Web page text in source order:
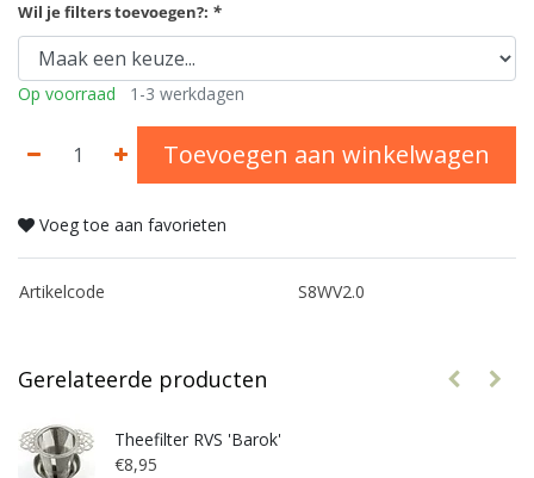
Wil je filters toevoegen?: *
Op voorraad 1-3 werkdagen
Toevoegen aan winkelwagen
Voeg toe aan favorieten
Artikelcode S8WV2.0
Gerelateerde producten
Theefilter RVS 'Barok'
€8,95